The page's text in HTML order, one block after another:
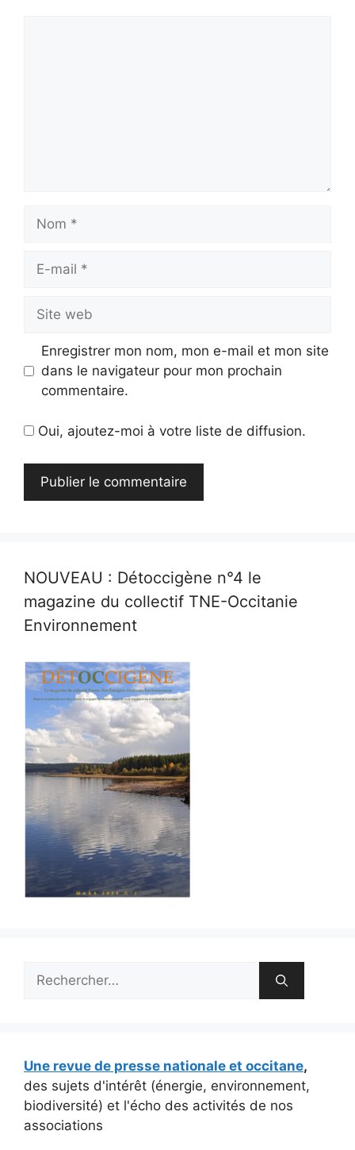
Nom
Site
web
Enregistrer mon nom, mon e-mail et mon site
dans le navigateur pour mon prochain
commentaire.
Oui, ajoutez-moi à votre liste de diffusion.
NOUVEAU : Détoccigène n°4 le
magazine du collectif TNE-Occitanie
Environnement
Rechercher :
Une revue de presse nationale et occitane,
des sujets d'intérêt (énergie, environnement,
biodiversité) et l'écho des activités de nos
associations